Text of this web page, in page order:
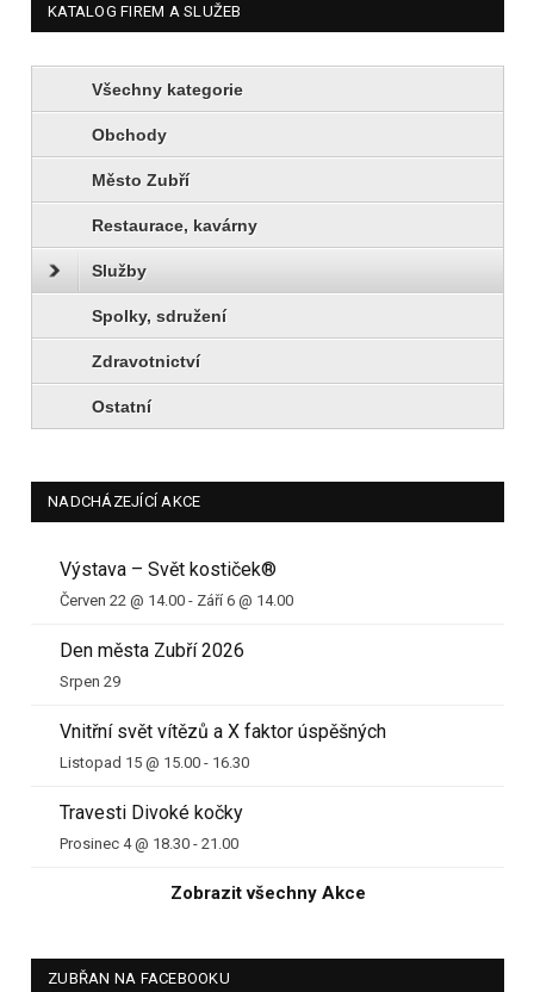
KATALOG FIREM A SLUŽEB
Všechny kategorie
Obchody
Město Zubří
Restaurace, kavárny
Služby
Spolky, sdružení
Zdravotnictví
Ostatní
NADCHÁZEJÍCÍ AKCE
Výstava – Svět kostiček®
Červen 22 @ 14.00 - Září 6 @ 14.00
Den města Zubří 2026
Srpen 29
Vnitřní svět vítězů a X faktor úspěšných
Listopad 15 @ 15.00 - 16.30
Travesti Divoké kočky
Prosinec 4 @ 18.30 - 21.00
Zobrazit všechny Akce
ZUBŘAN NA FACEBOOKU